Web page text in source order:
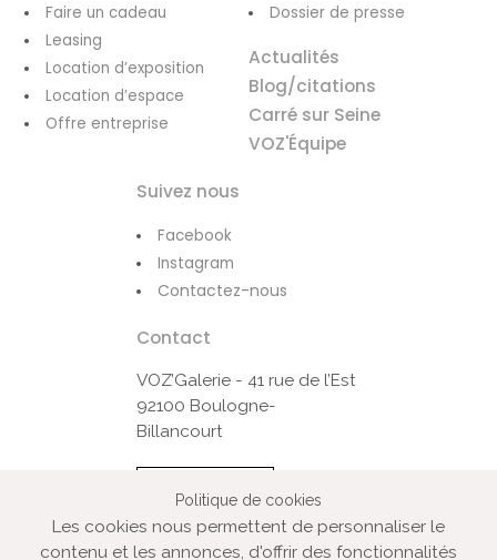
Faire un cadeau
Leasing
Location d’exposition
Location d’espace
Offre entreprise
Dossier de presse
Actualités
Blog/citations
Carré sur Seine
VOZ'Équipe
Suivez nous
Facebook
Instagram
Contactez-nous
Contact
VOZ’Galerie - 41 rue de l’Est
92100 Boulogne-
Billancourt
Contactez-nous
Politique de cookies
Les cookies nous permettent de personnaliser le
contenu et les annonces, d'offrir des fonctionnalités